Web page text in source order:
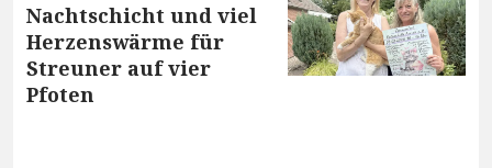
Nachtschicht und viel
Herzenswärme für
Streuner auf vier
Pfoten